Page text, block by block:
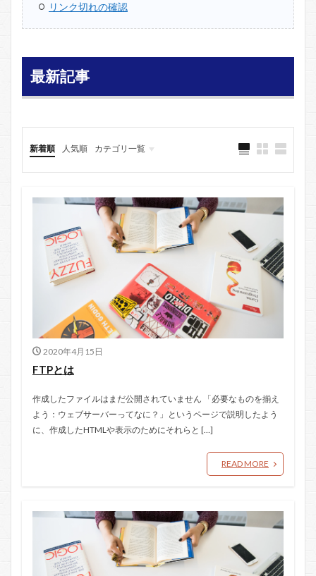
リンク切れの確認
最新記事
新着順 人気順 カテゴリ一覧
HTMLタグ一覧
スタイルシート（CSS）一覧
Web便利ツール
ホームページの作り方（初級）
WebデザインとSEO対策（中級）
WordPressを使ったブログの構築
サイト・ブログ収益化～副業～
2020年4月15日
FTPとは
作成したファイルはまだ公開されていません 「必要なものを揃え
よう：ウェブサーバーってなに？」というページで説明したよう
に、作成したHTMLや表示のためにそれらと […]
READ MORE